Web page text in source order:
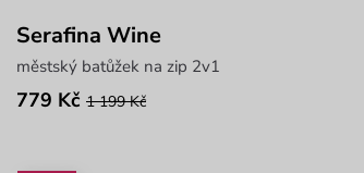
Serafina Wine
městský batůžek na zip 2v1
779 Kč 1 199 Kč